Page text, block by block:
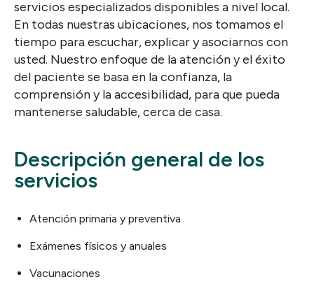
servicios especializados disponibles a nivel local.
En todas nuestras ubicaciones, nos tomamos el
tiempo para escuchar, explicar y asociarnos con
usted. Nuestro enfoque de la atención y el éxito
del paciente se basa en la confianza, la
comprensión y la accesibilidad, para que pueda
mantenerse saludable, cerca de casa.
Descripción general de los
servicios
Atención primaria y preventiva
Exámenes físicos y anuales
Vacunaciones